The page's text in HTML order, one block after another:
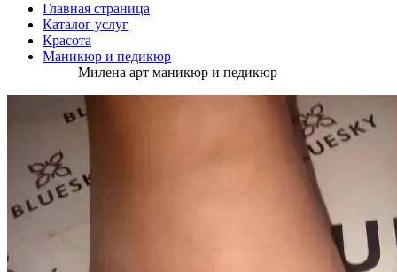
Главная страница
Каталог услуг
Красота
Маникюр и педикюр
Милена арт маникюр и педикюр